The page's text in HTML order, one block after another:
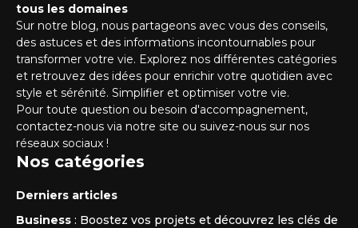
tous les domaines
Sur notre blog, nous partageons avec vous des conseils,
des astuces et des informations incontournables pour
transformer votre vie. Explorez nos différentes catégories
et retrouvez des idées pour enrichir votre quotidien avec
style et sérénité. Simplifier et optimiser votre vie.
Pour toute question ou besoin d'accompagnement,
contactez-nous via notre site ou suivez-nous sur nos
réseaux sociaux !
Nos catégories
Derniers articles
Business : Boostez vos projets et découvrez les clés de